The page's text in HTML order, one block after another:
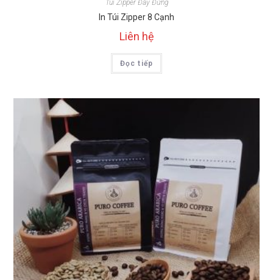
Túi Zipper Đáy Đứng
In Túi Zipper 8 Cạnh
Liên hệ
Đọc tiếp